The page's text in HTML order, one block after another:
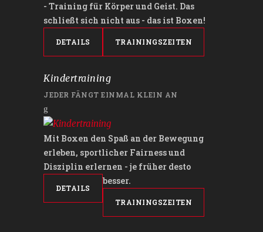
- Training für Körper und Geist. Das
schließt sich nicht aus - das ist Boxen!
DETAILS TRAININGSZEITEN
Kindertraining
JEDER FÄNGT EINMAL KLEIN AN
Mit Boxen den Spaß an der Bewegung
erleben, sportlicher Fairness und
Disziplin erlernen - je früher desto
besser.
DETAILS
TRAININGSZEITEN